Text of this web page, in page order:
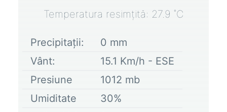
Temperatura resimțită: 27.9 ˚C
Precipitații: 0 mm
Vânt:
15.1 Km/h - ESE
Presiune
1012 mb
Umiditate
30%